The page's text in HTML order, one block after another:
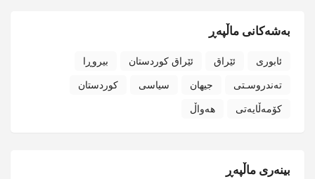
بەشەکانی ماڵپەڕ
ئابوری ئێراق ئێراق کوردستان بیروڕا
تەندروسـتی جیهان سیاسی کوردستان
کۆمەڵایەتی هەواڵ
بینەری ماڵپەڕ